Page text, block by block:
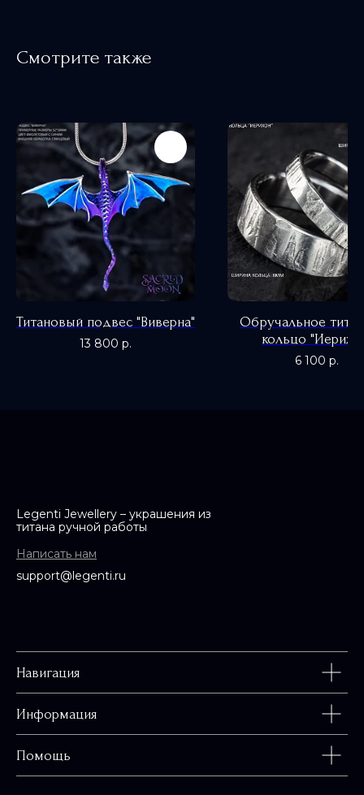
Смотрите также
Титановый подвес "Виверна"
13 800 р.
Обручальное
кольцо
6 100 р.
Legenti Jewellery – украшения из
титана ручной работы
Написать нам
support@legenti.ru
Навигация
Информация
Помощь